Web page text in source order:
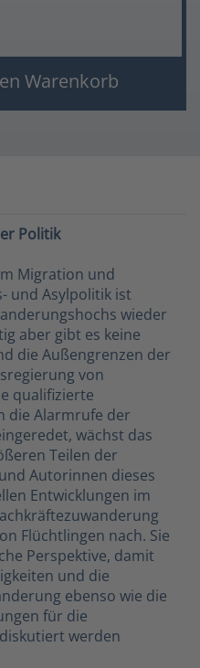
Warenkorb
Politik
Migration und
und Asylpolitik ist
wieder
aber gibt es keine
die Außengrenzen der
von
qualifizierte
die Alarmrufe der
wächst das
Teilen der
Autorinnen dieses
Entwicklungen im
Flüchtlingen nach. Sie
Perspektive, damit
und die
ebenso wie die
für die
werden